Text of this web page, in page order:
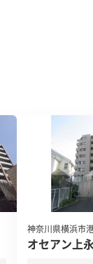
神奈川県横浜市
オセアン上